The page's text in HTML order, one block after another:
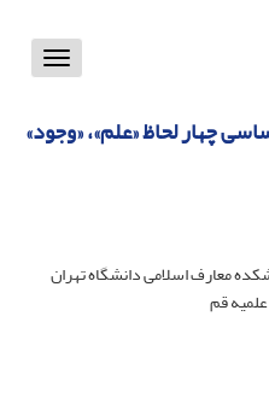
Toggle
چهار لحاظ «علم»، «وجود»
معارف اسلامی دانشگاه تهران
قم